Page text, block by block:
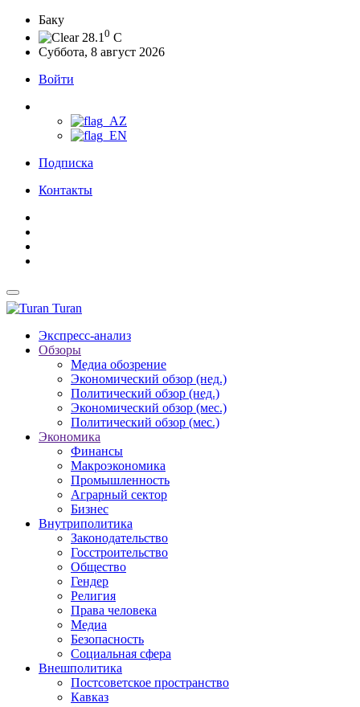
Баку
28.1 0 C
Суббота, 8 август 2026
Войти
Подписка
Контакты
Turan
Экспресс-анализ
Обзоры
Медиа обозрение
Экономический обзор (нед.)
Политический обзор (нед.)
Экономический обзор (мес.)
Политический обзор (мес.)
Экономика
Финансы
Макроэкономика
Промышленность
Аграрный сектор
Бизнес
Внутриполитика
Законодательство
Госстроительство
Общество
Гендер
Религия
Права человека
Медиа
Безопасность
Социальная сфера
Внешполитика
Постсоветское пространство
Кавказ